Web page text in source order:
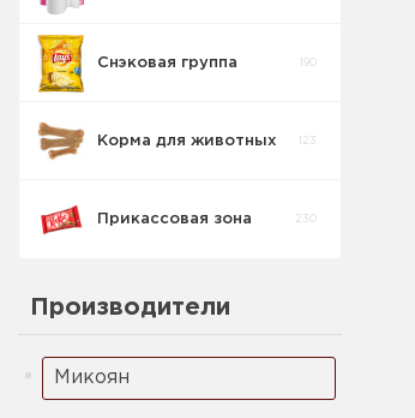
Снэковая группа 190
Чипсы и снеки
Корма для животных 123
Прикассовая зона 230
Производители
Микоян